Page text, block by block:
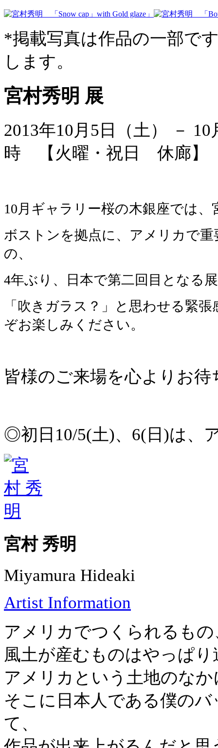
*掲載写真は作品の一部で
します。
宮村秀明 展
2013年10月5日（土） －
時 【火曜・祝日 休廊
10月ギャラリー桜の木銀座では
ボストンを拠点に、アメリカで
の、
4年ぶり、日本で第二回目となる
「吹きガラス？」と思わせる緊
ぞお楽しみください。
皆様のご来場を心よりお
◎初日10/5(土)、6(日)は、
宮村 秀明
Miyamura Hideaki
Artist Information
アメリカでつくられるも
風土が産むものはやっぱり
アメリカという土地のな
そこに日本人である僕の
て、